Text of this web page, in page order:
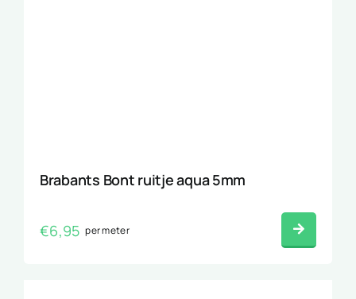
Brabants Bont ruitje aqua 5mm
€6,95 per meter